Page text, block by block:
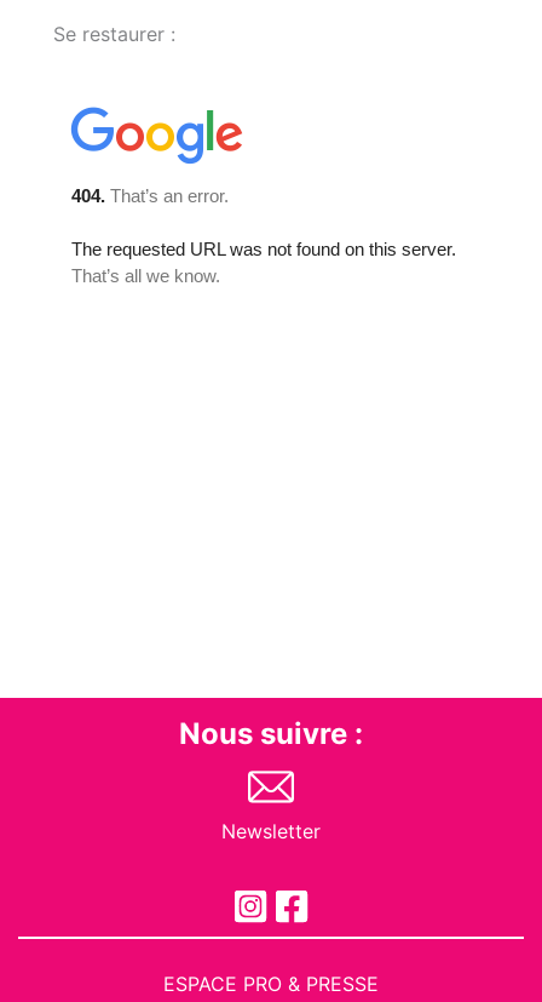
Se restaurer :
Nous suivre :
Newsletter
ESPACE PRO & PRESSE